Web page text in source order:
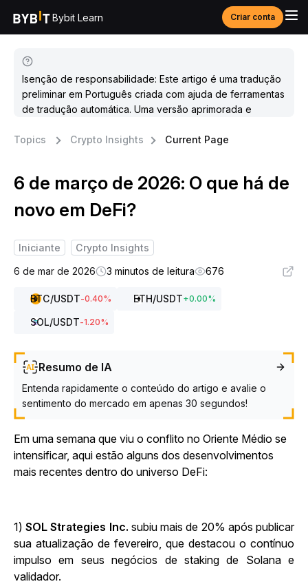
Bybit Learn Criar conta
Isenção de responsabilidade: Este artigo é uma tradução
preliminar em Português criada com ajuda de ferramentas
de tradução automática. Uma versão aprimorada e
Topics
Crypto Insights Current Page
6 de março de 2026: O que há de
novo em DeFi?
Iniciante
Crypto Insights
6 de mar de 2026
3 minutos de leitura 676
BTC/USDT-0.40% ETH/USDT+0.00%
SOL/USDT-1.20%
Resumo de IA
Entenda rapidamente o conteúdo do artigo e avalie o
sentimento do mercado em apenas 30 segundos!
Em uma semana que viu o conflito no Oriente Médio se
intensificar, aqui estão alguns dos desenvolvimentos
mais recentes dentro do universo DeFi:
1)SOL Strategies Inc. subiu mais de 20% após publicar
sua atualização de fevereiro, que destacou o contínuo
impulso em seus negócios de staking de Solana e
validador.